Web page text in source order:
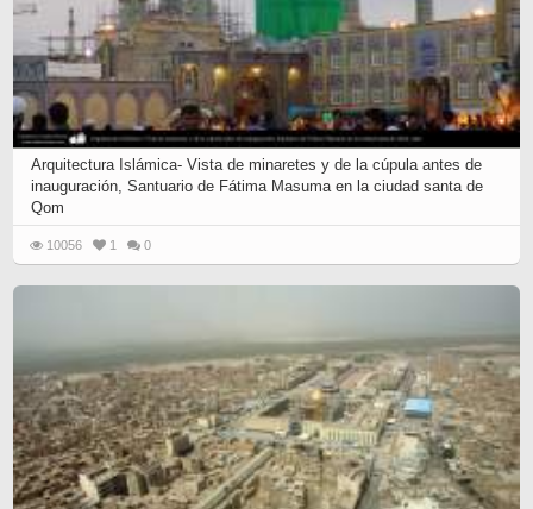
Arquitectura Islámica- Vista de minaretes y de la cúpula antes de
inauguración, Santuario de Fátima Masuma en la ciudad santa de
Qom
10056 1 0